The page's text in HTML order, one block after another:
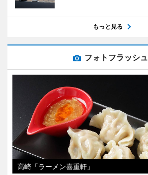
もっと見る
フォトフラッシュ
高崎「ラーメン喜重軒」